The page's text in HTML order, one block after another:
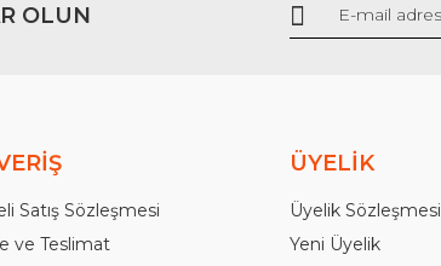
Gönder
OLUN
Satış Sözleşmesi
ve Teslimat
ÜYELİK
Üyelik Sözleşmesi
Yeni Üyelik